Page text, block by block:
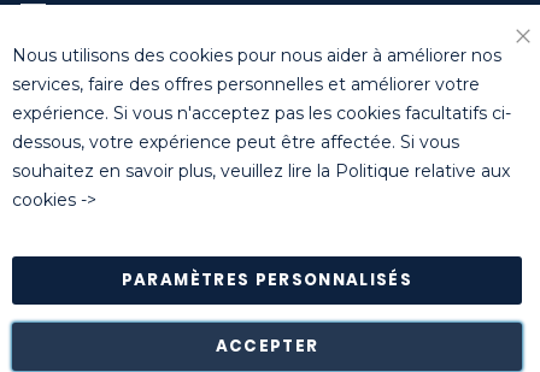
+32 (0)14 44 22 79
© Killgerm Group Ltd. All rights reserved |Conditions
générales de vente
Retour des marchandises est possible* dans les 14 jours
suivant leur réception dans leur emballage d'origine intact à
notre entrepôt de Turnhout (Belgique).
Nous utilisons des cookies pour nous aider à améliorer nos
services, faire des offres personnelles et améliorer votre
expérience. Si vous n'acceptez pas les cookies facultatifs ci-
dessous, votre expérience peut être affectée. Si vous
souhaitez en savoir plus, veuillez lire la Politique relative aux
cookies ->
ACCEPTER
PARAMÈTRES PERSONNALISÉS